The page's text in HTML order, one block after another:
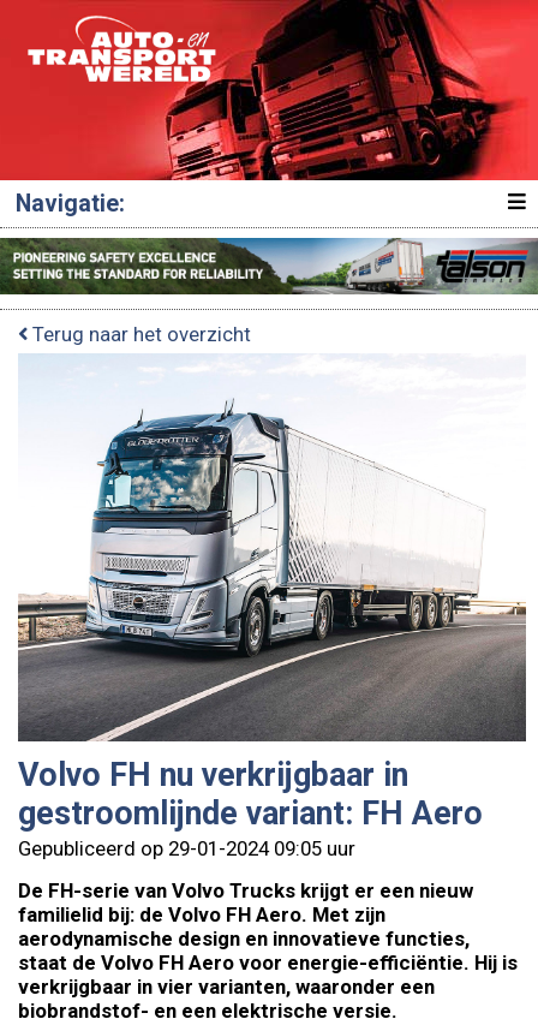
Navigatie:
Terug naar het overzicht
Volvo FH nu verkrijgbaar in
gestroomlijnde variant: FH Aero
Gepubliceerd op 29-01-2024 09:05 uur
De FH-serie van Volvo Trucks krijgt er een nieuw
familielid bij: de Volvo FH Aero. Met zijn
aerodynamische design en innovatieve functies,
staat de Volvo FH Aero voor energie-efficiëntie. Hij is
verkrijgbaar in vier varianten, waaronder een
biobrandstof- en een elektrische versie.